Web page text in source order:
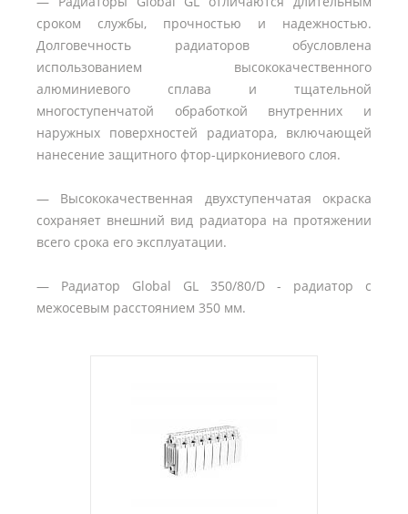
сроком службы, прочностью и надежностью.
Долговечность радиаторов обусловлена
использованием высококачественного
алюминиевого сплава и тщательной
многоступенчатой обработкой внутренних и
наружных поверхностей радиатора, включающей
нанесение защитного фтор-циркониевого слоя.
— Высококачественная двухступенчатая окраска
сохраняет внешний вид радиатора на протяжении
всего срока его эксплуатации.
— Радиатор Global GL 350/80/D - радиатор с
межосевым расстоянием 350 мм.